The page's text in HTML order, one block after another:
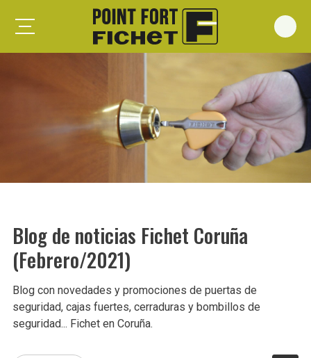
Foxeo HiS
Forges G375
Spheris Xp
Forstyl
Duo G071
Puertas trastero
Blog de noticias Fichet Coruña
(Febrero/2021)
Blog con novedades y promociones de puertas de
seguridad, cajas fuertes, cerraduras y bombillos de
seguridad... Fichet en Coruña.